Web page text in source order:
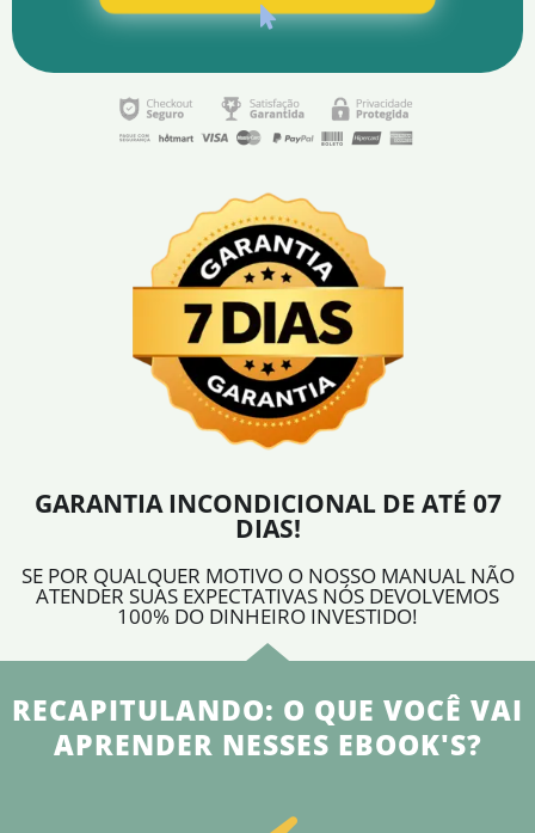
GARANTIA INCONDICIONAL DE ATÉ 07
DIAS!
SE POR QUALQUER MOTIVO O NOSSO MANUAL NÃO
ATENDER SUAS EXPECTATIVAS NÓS DEVOLVEMOS
100% DO DINHEIRO INVESTIDO!
RECAPITULANDO: O QUE VOCÊ VAI
APRENDER NESSES EBOOK'S?